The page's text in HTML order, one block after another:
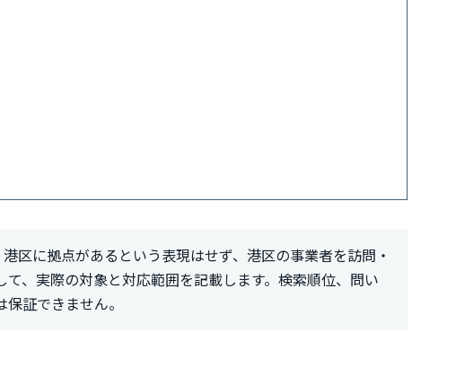
区に拠点があるという表現はせず、港区の事業者を訪問・
、実際の対象と対応範囲を記載します。検索順位、問い
証できません。